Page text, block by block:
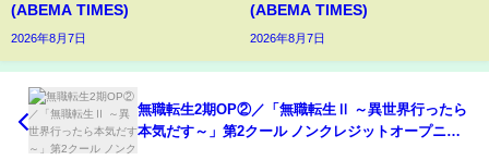
(ABEMA TIMES)
2026年8月7日
(ABEMA TIMES)
2026年8月7日
無職転生2期OP②／「無職転生Ⅱ ～異世界行ったら
本気だす～」第2クール ノンクレジットオープニン